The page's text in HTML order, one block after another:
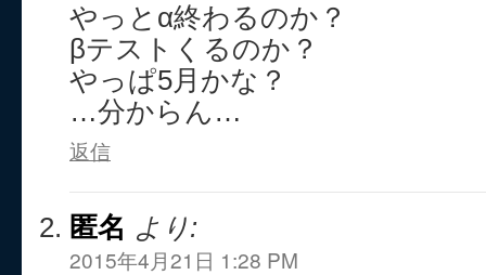
やっとα終わるのか？
βテストくるのか？
やっぱ5月かな？
…分からん…
返信
匿名 より:
2015年4月21日 1:28 PM